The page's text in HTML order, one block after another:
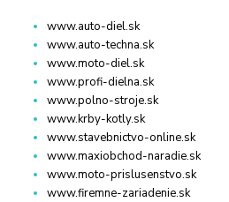
www.auto-diel.sk
www.auto-techna.sk
www.moto-diel.sk
www.profi-dielna.sk
www.polno-stroje.sk
www.krby-kotly.sk
www.stavebnictvo-online.sk
www.maxiobchod-naradie.sk
www.moto-prislusenstvo.sk
www.firemne-zariadenie.sk